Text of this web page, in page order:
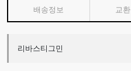
배송정보 교
리바스티그민